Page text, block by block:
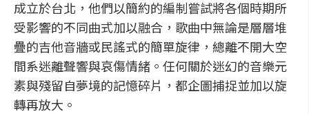
成立於台北，他們以簡約的編制嘗試將各個時期所
受影響的不同曲式加以融合，歌曲中無論是層層堆
疊的吉他音牆或民謠式的簡單旋律，總離不開大空
間系迷離聲響與哀傷情緒。任何關於迷幻的音樂元
素與殘留自夢境的記憶碎片，都企圖捕捉並加以旋
轉再放大。